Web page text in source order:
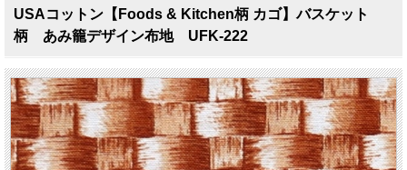
USAコットン【Foods & Kitchen柄 カゴ】バスケット
柄 あみ籠デザイン布地 UFK-222